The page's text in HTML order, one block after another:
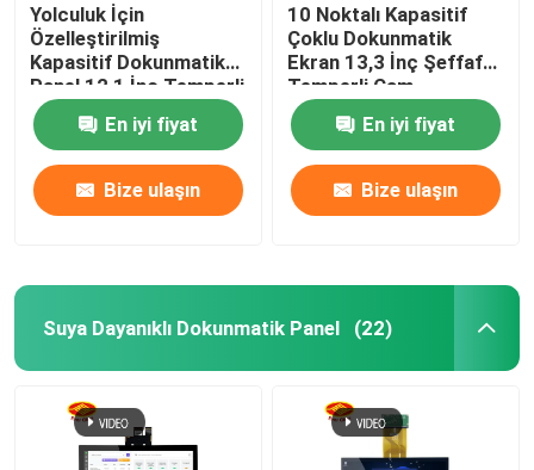
Yolculuk İçin
Özelleştirilmiş
Kapasitif Dokunmatik
Panel 12,1 İnç Temperli
Cam
En iyi fiyat
Bize ulaşın
10 Noktalı Kapasitif
Çoklu Dokunmatik
Ekran 13,3 İnç Şeffaf
Temperli Cam
Malzemesi
En iyi fiyat
Bize ulaşın
Suya Dayanıklı Dokunmatik Panel (22)